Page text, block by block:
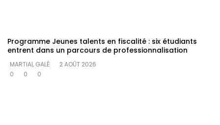
Programme Jeunes talents en fiscalité : six étudiants
entrent dans un parcours de professionnalisation
MARTIAL GALÉ
2 AOÛT 2026
0
0 0